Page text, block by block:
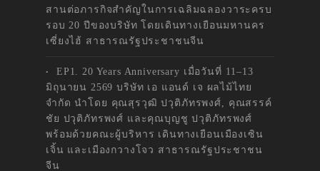
สานต่อภารกิจสำคัญในการเฉลิมฉลองวาระครบ
รอบ 20 ปีของบริษัท โดยเดินทางเยือนมหานคร
เซี่ยงไฮ้ สาธารณรัฐประชาชนจีน
EP1. 20 Years Anniversary เมื่อวันที่ 11–13
มิถุนายน 2569 บริษัท เอ แอนด์ เจ ผลไม้ไทย
จำกัด นำโดย คุณสุรวุฒิ ปวุติภัทรพงศ์, คุณสรรค์
ชัย ปวุติภัทรพงศ์ และคุณบุญชู ปวุติภัทรพงศ์
พร้อมด้วยคณะผู้บริหาร เดินทางเยือนเมืองเซิน
เจิ้น และเมืองกวางโจว สาธารณรัฐประชาชน
จีน